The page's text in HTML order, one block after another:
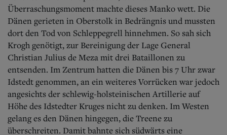
Überraschungsmoment machte dieses Manko wett. Die
Dänen gerieten in Oberstolk in Bedrängnis und mussten
dort den Tod von Schleppegrell hinnehmen. So sah sich
Krogh genötigt, zur Bereinigung der Lage General
Christian Julius de Meza mit drei Bataillonen zu
entsenden. Im Zentrum hatten die Dänen bis 7 Uhr zwar
Idstedt genommen, an ein weiteres Vorrücken war jedoch
angesichts der schlewig-holsteinischen Artillerie auf
Höhe des Idstedter Kruges nicht zu denken. Im Westen
gelang es den Dänen hingegen, die Treene zu
überschreiten. Damit bahnte sich südwärts eine